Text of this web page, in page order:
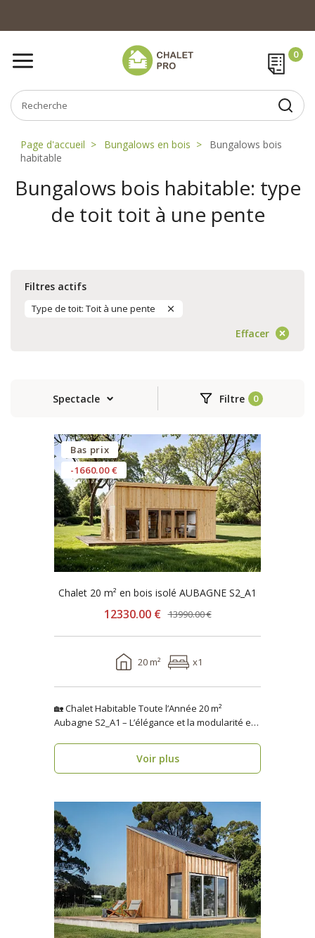
Page d'accueil Bungalows en bois
Bungalows bois
habitable
Bungalows bois habitable: type
de toit toit à une pente
Filtres actifs
Type de toit: Toit à une pente
Effacer
Spectacle Filtre
Bas prix
-1660.00 €
Chalet 20 m² en bois isolé AUBAGNE S2_A1
12330.00 € 13990.00 €
20 m² x1
🏡 Chalet Habitable Toute l’Année 20 m²
Aubagne S2_A1 – L’élégance et la modularité en
Voir plus